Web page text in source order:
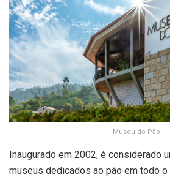
Museu do Pão
Inaugurado em 2002, é considerado
museus dedicados ao pão em todo o